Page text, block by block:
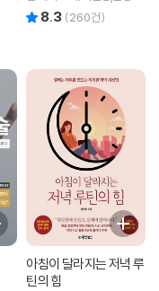
공역8.3 (260건)
아침이 달라지는 저녁 루
틴의 힘